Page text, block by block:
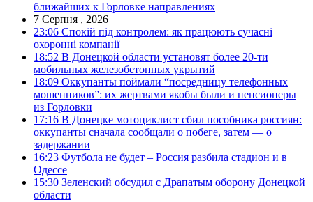
ближайших к Горловке направлениях
7 Серпня , 2026
23:06 Спокій під контролем: як працюють сучасні
охоронні компанії
18:52 В Донецкой области установят более 20-ти
мобильных железобетонных укрытий
18:09 Оккупанты поймали “посредницу телефонных
мошенников”: их жертвами якобы были и пенсионеры
из Горловки
17:16 В Донецке мотоциклист сбил пособника россиян:
оккупанты сначала сообщали о побеге, затем — о
задержании
16:23 Футбола не будет – Россия разбила стадион и в
Одессе
15:30 Зеленский обсудил с Драпатым оборону Донецкой
области